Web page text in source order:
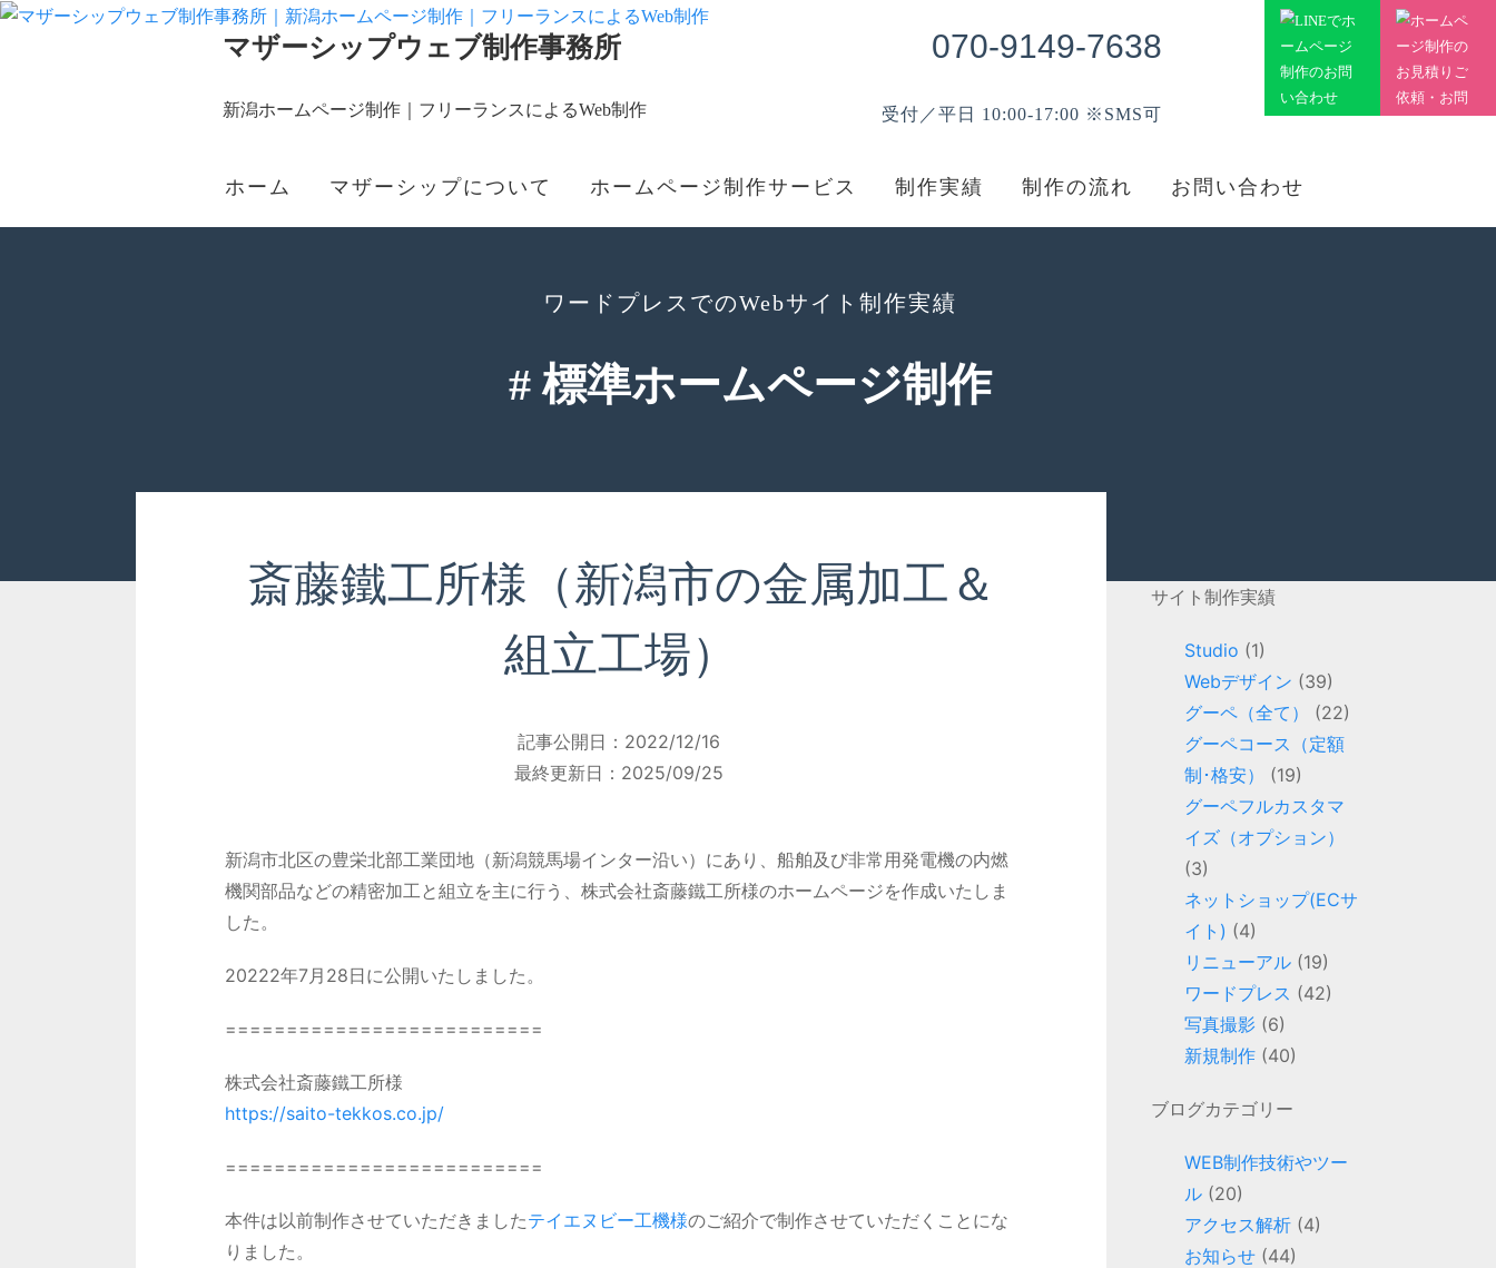
マザーシップウェブ制作事務所
新潟ホームページ制作｜フリーランスによるWeb制作
070-9149-7638
受付／平日 10:00-17:00 ※SMS可
ホーム マザーシップについて ホームページ制作サービス 制作実績 制作の流れ お問い合わせ
ワードプレスでのWebサイト制作実績
# 標準ホームページ制作
斎藤鐵工所様（新潟市の金属加工＆
組立工場）
記事公開日： 2022/12/16
最終更新日： 2025/09/25
新潟市北区の豊栄北部工業団地（新潟競馬場インター沿い）にあり、船舶及び非常用発電機の内燃
機関部品などの精密加工と組立を主に行う、株式会社斎藤鐵工所様のホームページを作成いたしま
した。
20222年7月28日に公開いたしました。
==========================
株式会社斎藤鐵工所様
https://saito-tekkos.co.jp/
==========================
本件は以前制作させていただきましたテイエヌビー工機様のご紹介で制作させていただくことにな
りました。
サイト制作実績
Studio (1)
Webデザイン (39)
グーペ（全て）
(22)
グーペコース（定額
制･格安）
(19)
グーペフルカスタマ
イズ（オプション）
(3)
ネットショップ(ECサ
イト) (4)
リニューアル (19)
ワードプレス (42)
写真撮影 (6)
新規制作 (40)
ブログカテゴリー
WEB制作技術やツー
ル (20)
アクセス解析 (4)
お知らせ (44)